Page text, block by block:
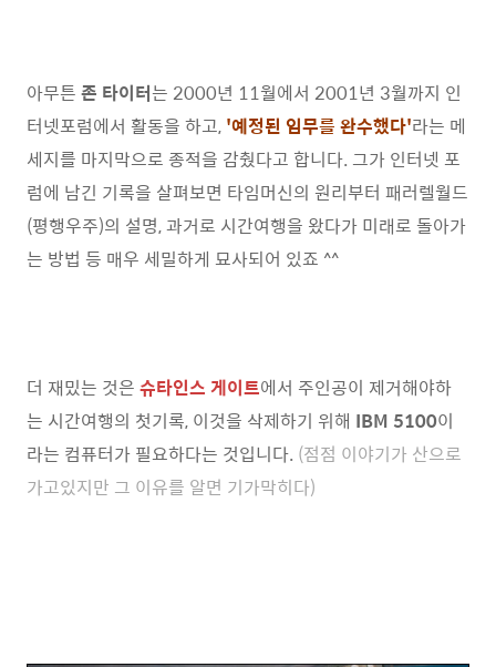
아무튼 존 타이터는 2000년 11월에서 2001년 3월까지 인
터넷포럼에서 활동을 하고, '예정된 임무를 완수했다'라는 메
세지를 마지막으로 종적을 감췄다고 합니다. 그가 인터넷 포
럼에 남긴 기록을 살펴보면 타임머신의 원리부터 패러렐월드
(평행우주)의 설명, 과거로 시간여행을 왔다가 미래로 돌아가
는 방법 등 매우 세밀하게 묘사되어 있죠 ^^
더 재밌는 것은 슈타인스 게이트에서 주인공이 제거해야하
는 시간여행의 첫기록, 이것을 삭제하기 위해 IBM 5100이
라는 컴퓨터가 필요하다는 것입니다. (점점 이야기가 산으로
가고있지만 그 이유를 알면 기가막히다)